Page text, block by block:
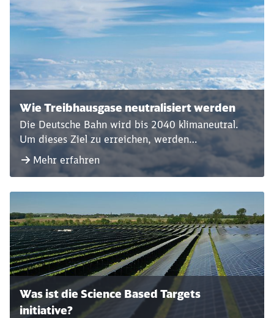
Wie Treibhausgase neutralisiert werden
Die Deutsche Bahn wird bis 2040 klimaneutral.
Um dieses Ziel zu erreichen, werden
Treibhausgasemissionen größtenteils vermieden
und reduziert sowie schwer oder anderweitig
Mehr erfahren
Was ist die Science Based Targets
initiative?
Schließen
Möchten Sie zuweitergeleitet
werden?
Abbrechen Weiter